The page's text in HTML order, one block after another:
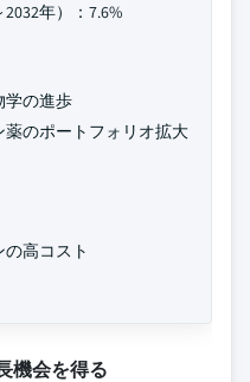
年）：7.6%
学の進歩
のポートフォリオ拡大
高コスト
機会を得る